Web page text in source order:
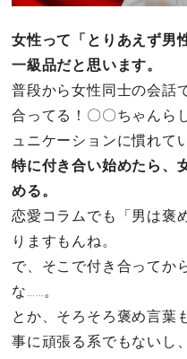
女性って「とりあえず男
一級品だと思います。
普段から女性同士の会話
合ってる！〇〇ちゃんら
ュニケーションに慣れて
特に付き合い始めたら、
める。
恋愛コラムでも「男は褒
りますもんね。
で、そこで付き合ってか
な……。
とか、そろそろ褒め言葉
事に頑張る系でもないし